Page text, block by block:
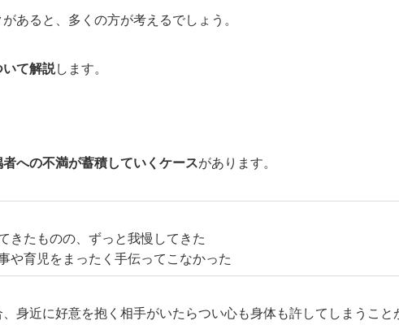
あると、多くの方が考えるでしょう。
いて解説します。
者への不満が蓄積していくケースがあります。
きたものの、ずっと我慢してきた
や育児をまったく手伝ってこなかった
身近に好意を抱く相手がいたらつい心も身体も許してしまうこと